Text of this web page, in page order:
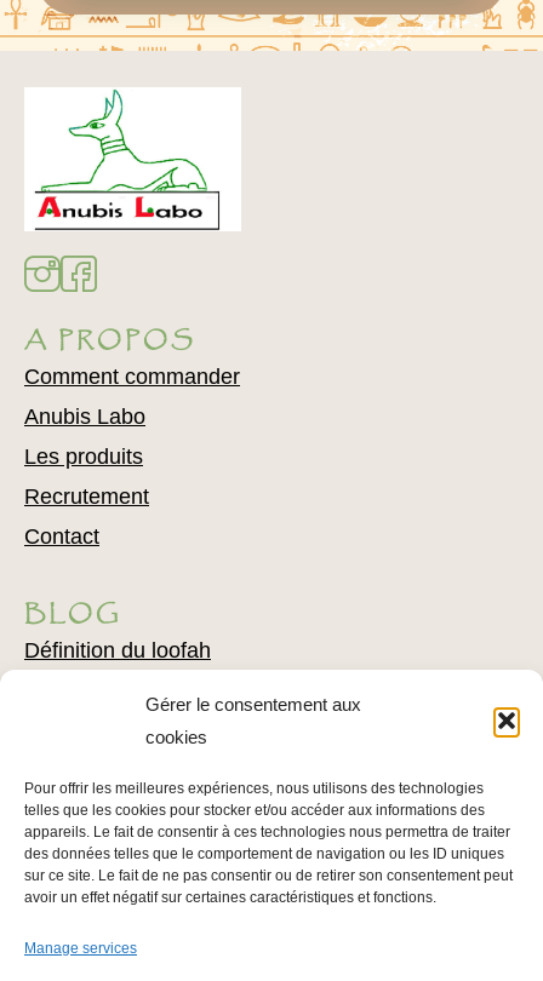
Gérer le consentement aux
cookies
Pour offrir les meilleures expériences, nous utilisons des technologies
telles que les cookies pour stocker et/ou accéder aux informations des
appareils. Le fait de consentir à ces technologies nous permettra de traiter
des données telles que le comportement de navigation ou les ID uniques
sur ce site. Le fait de ne pas consentir ou de retirer son consentement peut
avoir un effet négatif sur certaines caractéristiques et fonctions.
Manage services
A PROPOS
Comment commander
Anubis Labo
Les produits
Recrutement
Contact
BLOG
Définition du loofah
Comment utiliser du loofah
Conseils pour l’épilation
Conseils pour soigner votre épiderme